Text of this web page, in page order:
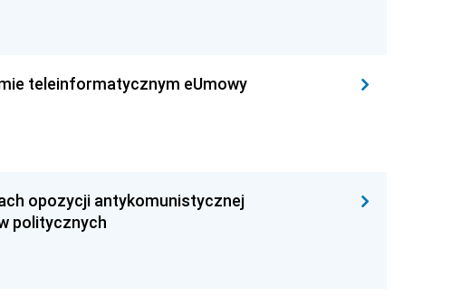
teleinformatycznym eUmowy
opozycji antykomunistycznej
politycznych